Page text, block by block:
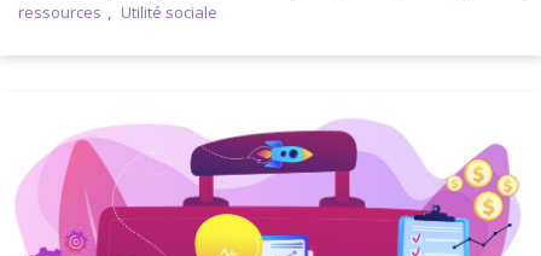
ressources , Utilité sociale